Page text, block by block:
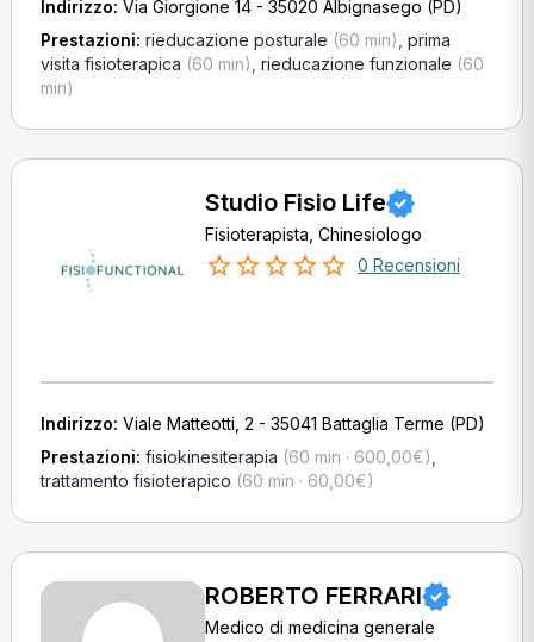
Indirizzo: Via Giorgione 14 - 35020 Albignasego (PD)
Prestazioni: rieducazione posturale (60 min) prima
visita fisioterapica (60 min) rieducazione funzionale (60
min)
Studio Fisio Life
Fisioterapista, Chinesiologo
0 Recensioni
Indirizzo: Viale Matteotti, 2 - 35041 Battaglia Terme (PD)
Prestazioni: fisiokinesiterapia (60 min · 600,00€)
trattamento fisioterapico (60 min · 60,00€)
ROBERTO FERRARI
Medico di medicina generale